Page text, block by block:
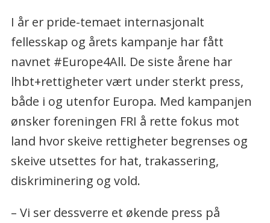
I år er pride-temaet internasjonalt
fellesskap og årets kampanje har fått
navnet #Europe4All. De siste årene har
lhbt+rettigheter vært under sterkt press,
både i og utenfor Europa. Med kampanjen
ønsker foreningen FRI å rette fokus mot
land hvor skeive rettigheter begrenses og
skeive utsettes for hat, trakassering,
diskriminering og vold.
­– Vi ser dessverre et økende press på